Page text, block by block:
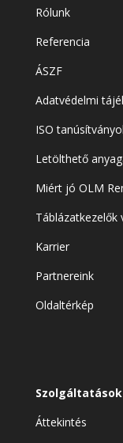
Rólunk
Referencia
ÁSZF
Adatvédelmi
ISO
Letölthető
Miért jó OLM
Táblázatkezelők
Karrier
Partnereink
Oldaltérkép
Szolgáltatások
Áttekintés